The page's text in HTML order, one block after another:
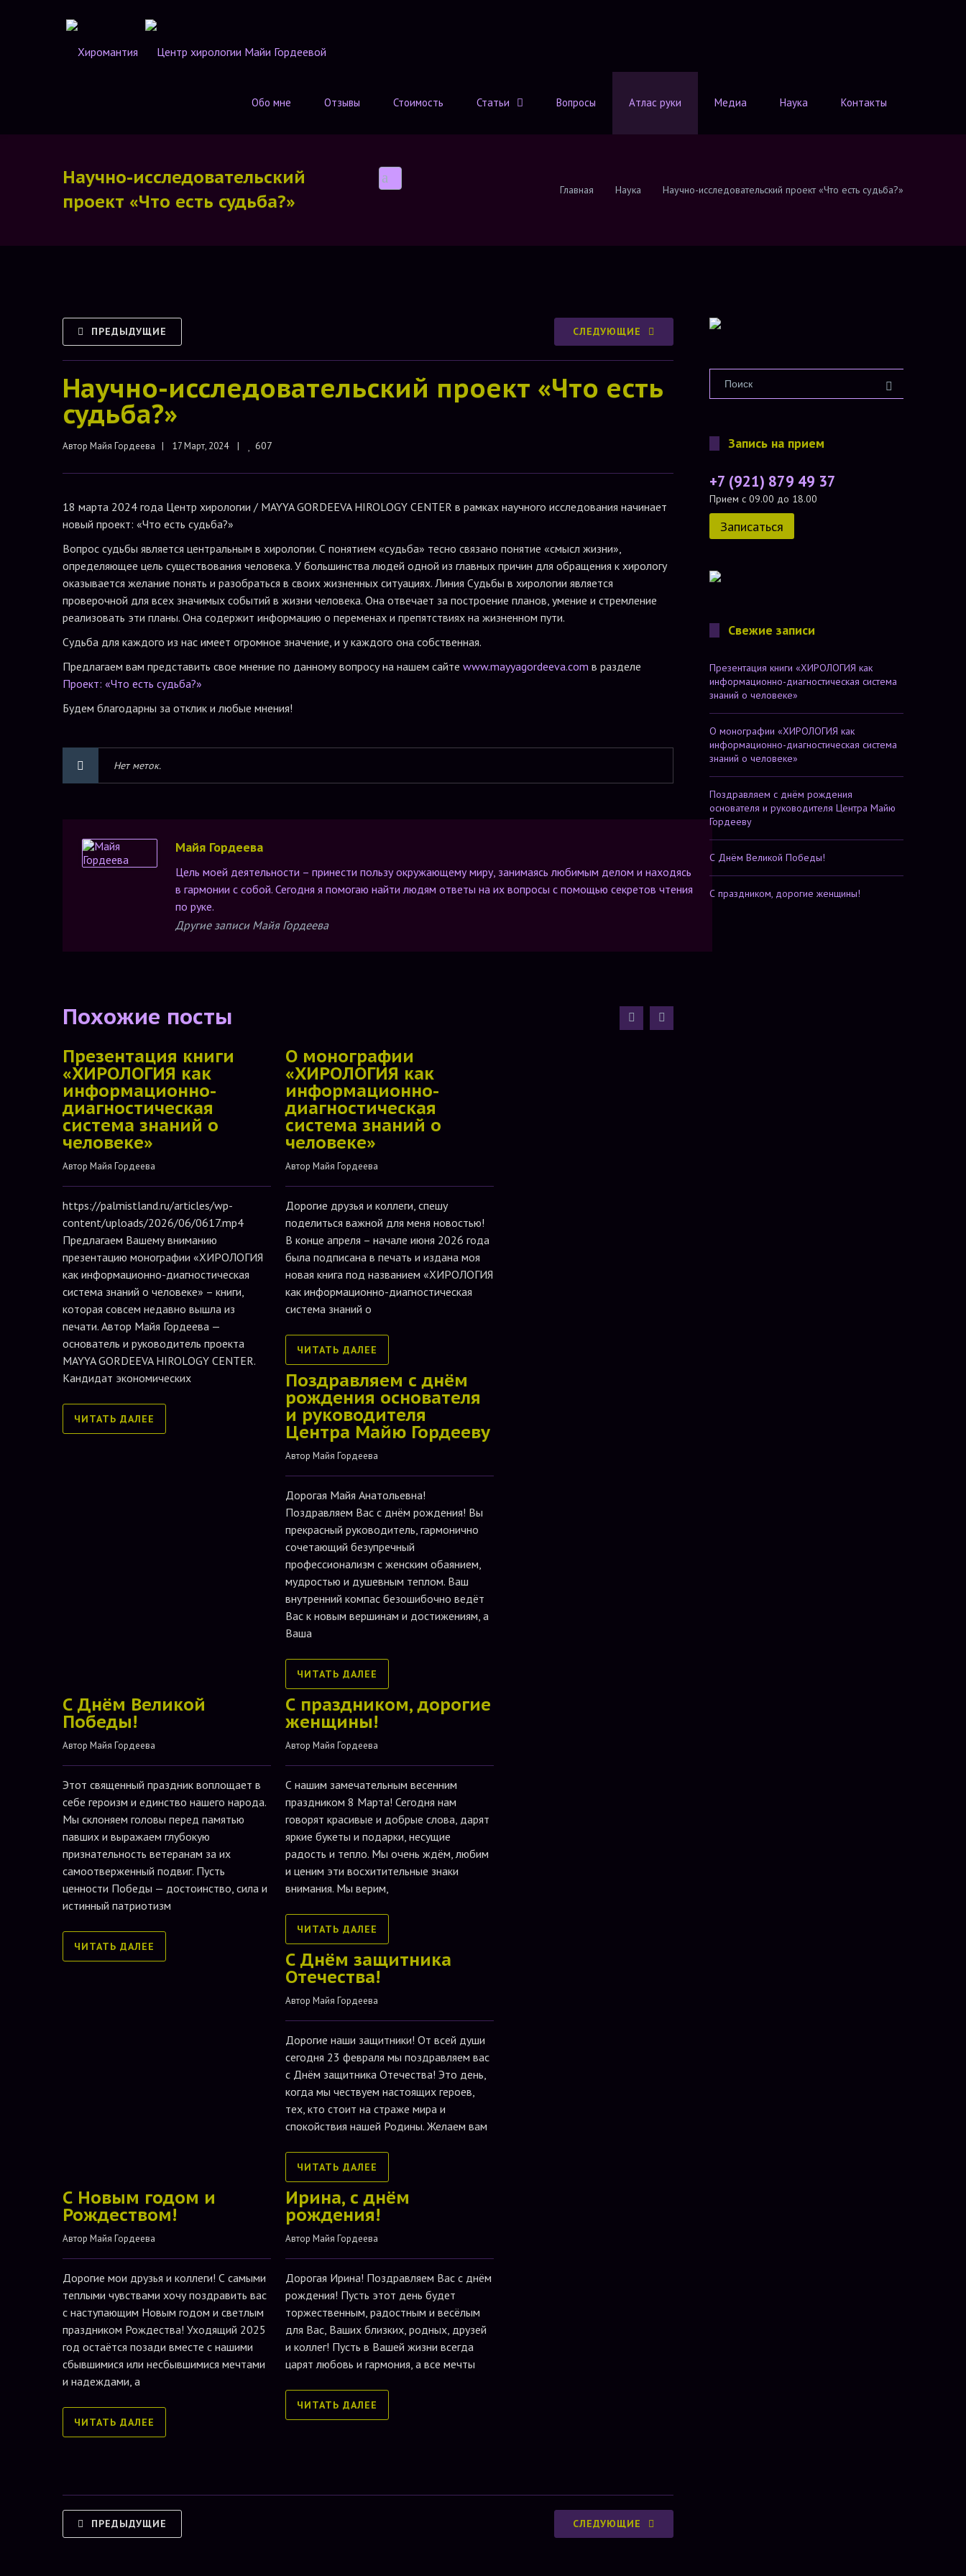
Обо мне Отзывы Стоимость Статьи Вопросы Атлас руки Медиа Наука Контакты
Научно-исследовательский
проект «Что есть судьба?»
Главная Наука Научно-исследовательский проект «Что есть судьба?»
СЛЕДУЮЩИЕ
ПРЕДЫДУЩИЕ
Научно-исследовательский проект «Что есть
судьба?»
Автор Майя Гордеева |    17 Март, 2024    | 607
18 марта 2024 года Центр хирологии / MAYYA GORDEEVA HIROLOGY CENTER в рамках научного исследования начинает
новый проект: «Что есть судьба?»
Вопрос судьбы является центральным в хирологии. С понятием «судьба» тесно связано понятие «смысл жизни»,
определяющее цель существования человека. У большинства людей одной из главных причин для обращения к хирологу
оказывается желание понять и разобраться в своих жизненных ситуациях. Линия Судьбы в хирологии является
проверочной для всех значимых событий в жизни человека. Она отвечает за построение планов, умение и стремление
реализовать эти планы. Она содержит информацию о переменах и препятствиях на жизненном пути.
Судьба для каждого из нас имеет огромное значение, и у каждого она собственная.
Предлагаем вам представить свое мнение по данному вопросу на нашем сайте www.mayyagordeeva.com в разделе
Проект: «Что есть судьба?»
Будем благодарны за отклик и любые мнения!
Нет меток.
Майя Гордеева
Цель моей деятельности – принести пользу окружающему миру, занимаясь любимым делом и находясь
в гармонии с собой. Сегодня я помогаю найти людям ответы на их вопросы с помощью секретов чтения
по руке.
Другие записи Майя Гордеева
Похожие посты
Презентация книги
«ХИРОЛОГИЯ как
информационно-
диагностическая
система знаний о
человеке»
Автор Майя Гордеева
https://palmistland.ru/articles/wp-
content/uploads/2026/06/0617.mp4
Предлагаем Вашему вниманию
презентацию монографии «ХИРОЛОГИЯ
как информационно-диагностическая
система знаний о человеке» – книги,
которая совсем недавно вышла из
печати. Автор Майя Гордеева —
основатель и руководитель проекта
MAYYA GORDEEVA HIROLOGY CENTER.
Кандидат экономических
ЧИТАТЬ ДАЛЕЕ
О монографии
«ХИРОЛОГИЯ как
информационно-
диагностическая
система знаний о
человеке»
Автор Майя Гордеева
Дорогие друзья и коллеги, спешу
поделиться важной для меня новостью!
В конце апреля – начале июня 2026 года
была подписана в печать и издана моя
новая книга под названием «ХИРОЛОГИЯ
как информационно-диагностическая
система знаний о
ЧИТАТЬ ДАЛЕЕ
Поздравляем с днём
рождения основателя
и руководителя
Центра Майю Гордееву
Автор Майя Гордеева
Дорогая Майя Анатольевна!
Поздравляем Вас с днём рождения! Вы
прекрасный руководитель, гармонично
сочетающий безупречный
профессионализм с женским обаянием,
мудростью и душевным теплом. Ваш
внутренний компас безошибочно ведёт
Вас к новым вершинам и достижениям, а
Ваша
ЧИТАТЬ ДАЛЕЕ
С Днём Великой
Победы!
Автор Майя Гордеева
Этот священный праздник воплощает в
себе героизм и единство нашего народа.
Мы склоняем головы перед памятью
павших и выражаем глубокую
признательность ветеранам за их
самоотверженный подвиг. Пусть
ценности Победы — достоинство, сила и
истинный патриотизм
ЧИТАТЬ ДАЛЕЕ
С праздником, дорогие
женщины!
Автор Майя Гордеева
С нашим замечательным весенним
праздником 8 Марта! Сегодня нам
говорят красивые и добрые слова, дарят
яркие букеты и подарки, несущие
радость и тепло. Мы очень ждём, любим
и ценим эти восхитительные знаки
внимания. Мы верим,
ЧИТАТЬ ДАЛЕЕ
С Днём защитника
Отечества!
Автор Майя Гордеева
Дорогие наши защитники! От всей души
сегодня 23 февраля мы поздравляем вас
с Днём защитника Отечества! Это день,
когда мы чествуем настоящих героев,
тех, кто стоит на страже мира и
спокойствия нашей Родины. Желаем вам
ЧИТАТЬ ДАЛЕЕ
С Новым годом и
Рождеством!
Автор Майя Гордеева
Дорогие мои друзья и коллеги! С самыми
теплыми чувствами хочу поздравить вас
с наступающим Новым годом и светлым
праздником Рождества! Уходящий 2025
год остаётся позади вместе с нашими
сбывшимися или несбывшимися мечтами
и надеждами, а
ЧИТАТЬ ДАЛЕЕ
Ирина, с днём
рождения!
Автор Майя Гордеева
Дорогая Ирина! Поздравляем Вас с днём
рождения! Пусть этот день будет
торжественным, радостным и весёлым
для Вас, Ваших близких, родных, друзей
и коллег! Пусть в Вашей жизни всегда
царят любовь и гармония, а все мечты
ЧИТАТЬ ДАЛЕЕ
СЛЕДУЮЩИЕ
ПРЕДЫДУЩИЕ
Запись на прием
+7 (921) 879 49 37
Прием с 09.00 до 18.00
Записаться
Свежие записи
Презентация книги «ХИРОЛОГИЯ как
информационно-диагностическая система
знаний о человеке»
О монографии «ХИРОЛОГИЯ как
информационно-диагностическая система
знаний о человеке»
Поздравляем с днём рождения
основателя и руководителя Центра Майю
Гордееву
С Днём Великой Победы!
С праздником, дорогие женщины!